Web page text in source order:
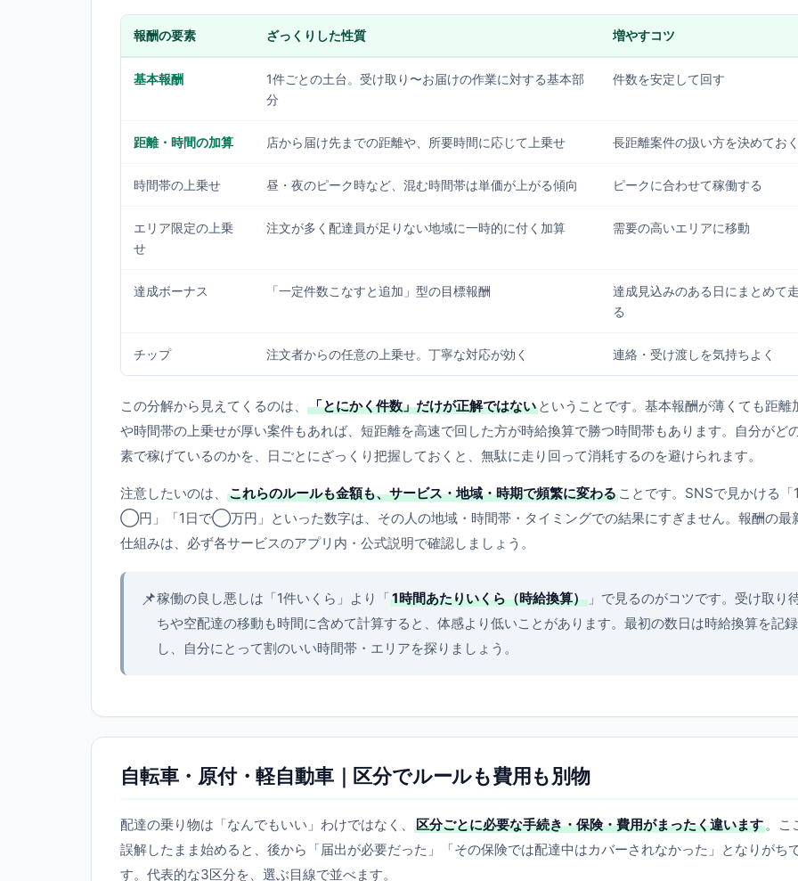
報酬の要素 ざっくりした性質 増やすコツ
基本報酬
1件ごとの土台。受け取り〜お届けの作業に対する基本部
分
件数を安定して回す
距離・時間の加算 店から届け先までの距離や、所要時間に応じて上乗せ 長距離案件の扱い方を決めてお
時間帯の上乗せ 昼・夜のピーク時など、混む時間帯は単価が上がる傾向 ピークに合わせて稼働する
エリア限定の上乗
せ
注文が多く配達員が足りない地域に一時的に付く加算 需要の高いエリアに移動
達成ボーナス 「一定件数こなすと追加」型の目標報酬
達成見込みのある日にまとめて
る
チップ 注文者からの任意の上乗せ。丁寧な対応が効く 連絡・受け渡しを気持ちよく
この分解から見えてくるのは、 「とにかく件数」だけが正解ではない ということです。基本報酬が薄くても距離
や時間帯の上乗せが厚い案件もあれば、短距離を高速で回した方が時給換算で勝つ時間帯もあります。自分がど
素で稼げているのかを、日ごとにざっくり把握しておくと、無駄に走り回って消耗するのを避けられます。
注意したいのは、 これらのルールも金額も、サービス・地域・時期で頻繁に変わる ことです。SNSで見かける「
◯円」「1日で◯万円」といった数字は、その人の地域・時間帯・タイミングでの結果にすぎません。報酬の最
仕組みは、必ず各サービスのアプリ内・公式説明で確認しましょう。
📌稼働の良し悪しは「1件いくら」より「1時間あたりいくら（時給換算） 」で見るのがコツです。受け取り
ちや空配達の移動も時間に含めて計算すると、体感より低いことがあります。最初の数日は時給換算を記録
し、自分にとって割のいい時間帯・エリアを探りましょう。
自転車・原付・軽自動車｜区分でルールも費用も別物
配達の乗り物は「なんでもいい」わけではなく、 区分ごとに必要な手続き・保険・費用がまったく違います。こ
誤解したまま始めると、後から「届出が必要だった」「その保険では配達中はカバーされなかった」となりがち
す。代表的な3区分を、選ぶ目線で並べます。